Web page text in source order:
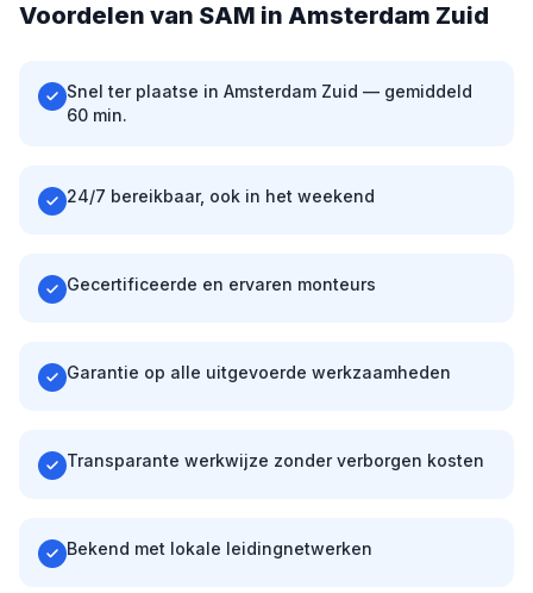
Voordelen van SAM in Amsterdam Zuid
Snel ter plaatse in Amsterdam Zuid — gemiddeld
60 min.
24/7 bereikbaar, ook in het weekend
Gecertificeerde en ervaren monteurs
Garantie op alle uitgevoerde werkzaamheden
Transparante werkwijze zonder verborgen kosten
Bekend met lokale leidingnetwerken